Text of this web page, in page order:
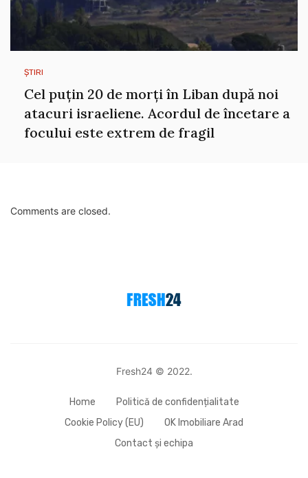
ȘTIRI
Cel puțin 20 de morți în Liban după noi
atacuri israeliene. Acordul de încetare a
focului este extrem de fragil
Comments are closed.
Fresh24 © 2022.
Home
Politică de confidențialitate
Cookie Policy (EU)
OK Imobiliare Arad
Contact și echipa